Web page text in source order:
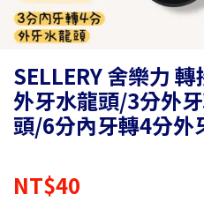
SELLERY 舍樂力
外牙水龍頭/3分外
頭/6分內牙轉4分外
NT$40